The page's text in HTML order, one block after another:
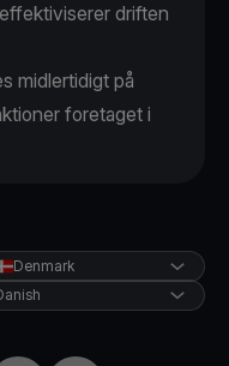
driften
midlertidigt på
foretaget i
Denmark